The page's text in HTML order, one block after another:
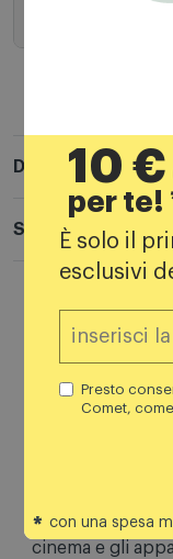
Descrizione
Specifiche
Ogni giovane
possedere
Marvel
Warbird di
bambini e alle
la battaglia di
Marvel Studios
infinite
Galassia Marvel
cinema e gli
10 €
per te!
È solo il
esclusivi
Presto
Comet,
* con una spesa